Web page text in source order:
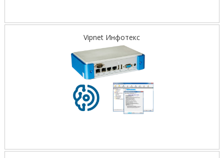
Vipnet Инфотекс